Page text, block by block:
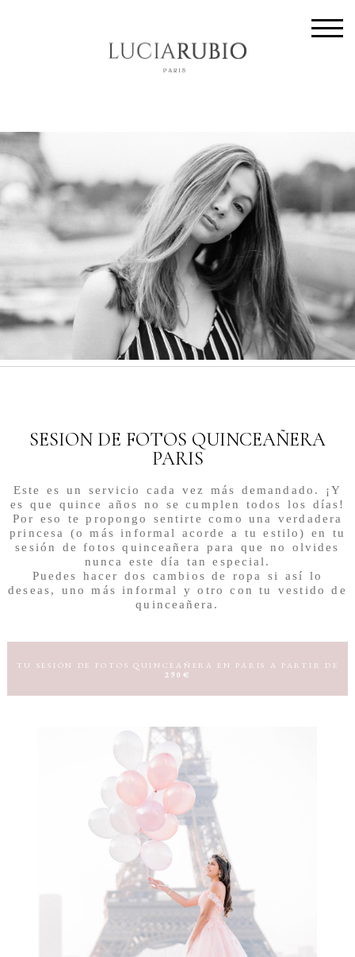
SESION DE FOTOS QUINCEAÑERA
PARIS
Este es un servicio cada vez más demandado. ¡Y
es que quince años no se cumplen todos los días!
Por eso te propongo sentirte como una verdadera
princesa (o más informal acorde a tu estilo) en tu
sesión de fotos quinceañera
para que no olvides
nunca este día tan especial.
Puedes hacer dos cambios de ropa si así lo
deseas, uno más informal y otro con tu vestido de
quinceañera.
TU SESIÓN DE FOTOS QUINCEAÑERA EN PARIS A PARTIR DE
290€